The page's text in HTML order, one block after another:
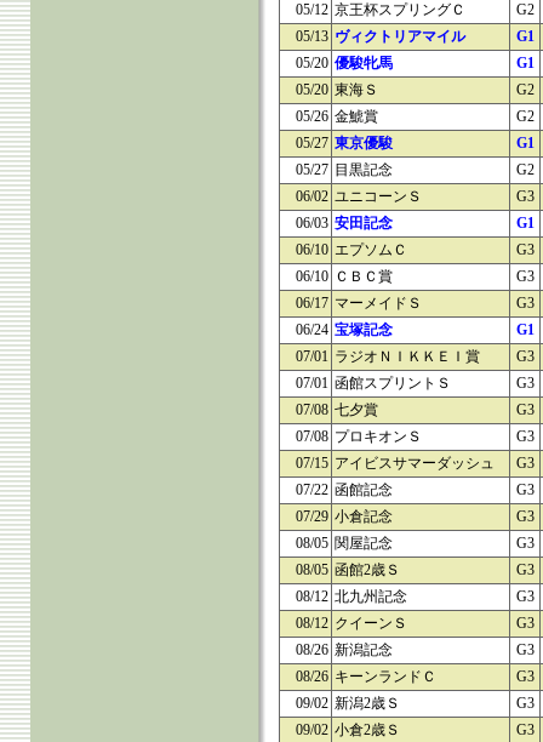
05/12 京王杯スプリングＣ
G2
05/13 ヴィクトリアマイル
G1
05/20 優駿牝馬
G1
05/20 東海Ｓ
G2
05/26 金鯱賞
G2
05/27 東京優駿
G1
05/27 目黒記念
G2
06/02 ユニコーンＳ
G3
06/03 安田記念
G1
06/10 エプソムＣ
G3
06/10 ＣＢＣ賞
G3
06/17 マーメイドＳ
G3
06/24 宝塚記念
G1
07/01 ラジオＮＩＫＫＥＩ賞
G3
07/01 函館スプリントＳ
G3
07/08 七夕賞
G3
07/08 プロキオンＳ
G3
07/15 アイビスサマーダッシュ
G3
07/22 函館記念
G3
07/29 小倉記念
G3
08/05 関屋記念
G3
08/05 函館2歳Ｓ
G3
08/12 北九州記念
G3
08/12 クイーンＳ
G3
08/26 新潟記念
G3
08/26 キーンランドＣ
G3
09/02 新潟2歳Ｓ
G3
09/02 小倉2歳Ｓ
G3